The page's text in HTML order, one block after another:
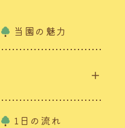
当園の魅力
1日の流れ